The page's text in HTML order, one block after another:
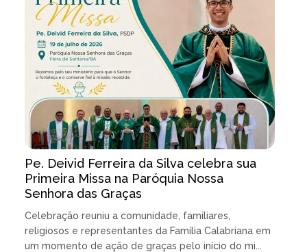
Pe. Deivid Ferreira da Silva celebra sua
Primeira Missa na Paróquia Nossa
Senhora das Graças
Celebração reuniu a comunidade, familiares,
religiosos e representantes da Família Calabriana em
um momento de ação de graças pelo início do mi...